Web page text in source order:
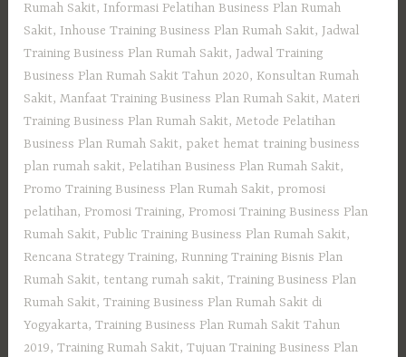
Rumah Sakit, Informasi Pelatihan Business Plan Rumah
Sakit, Inhouse Training Business Plan Rumah Sakit, Jadwal
Training Business Plan Rumah Sakit, Jadwal Training
Business Plan Rumah Sakit Tahun 2020, Konsultan Rumah
Sakit,Manfaat Training Business Plan Rumah Sakit,Materi
Training Business Plan Rumah Sakit,Metode Pelatihan
Business Plan Rumah Sakit, paket hemat training business
plan rumah sakit, Pelatihan Business Plan Rumah Sakit,
Promo Training Business Plan Rumah Sakit, promosi
pelatihan, Promosi Training, Promosi Training Business Plan
Rumah Sakit, Public Training Business Plan Rumah Sakit,
Rencana Strategy Training, Running Training Bisnis Plan
Rumah Sakit, tentang rumah sakit,Training Business Plan
Rumah Sakit,Training Business Plan Rumah Sakit di
Yogyakarta,Training Business Plan Rumah Sakit Tahun
2019,Training Rumah Sakit,Tujuan Training Business Plan